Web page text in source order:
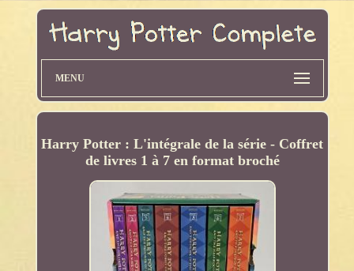
MENU
Harry Potter : L'intégrale de la série - Coffret
de livres 1 à 7 en format broché